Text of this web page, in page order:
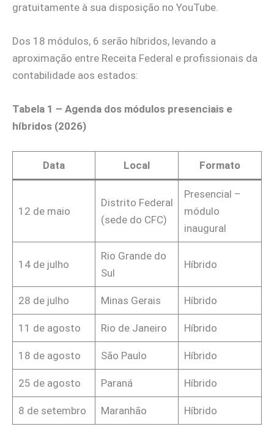
gratuitamente à sua disposição no YouTube.
Dos 18 módulos, 6 serão híbridos, levando a
aproximação entre Receita Federal e profissionais da
contabilidade aos estados:
Tabela 1 – Agenda dos módulos presenciais e
híbridos (2026)
Data Local Formato
12 de maio
Distrito Federal
(sede do CFC)
Presencial –
módulo
inaugural
14 de julho
Rio Grande do
Sul
Híbrido
28 de julho Minas Gerais Híbrido
11 de agosto Rio de Janeiro Híbrido
18 de agosto São Paulo Híbrido
25 de agosto Paraná Híbrido
8 de setembro Maranhão Híbrido